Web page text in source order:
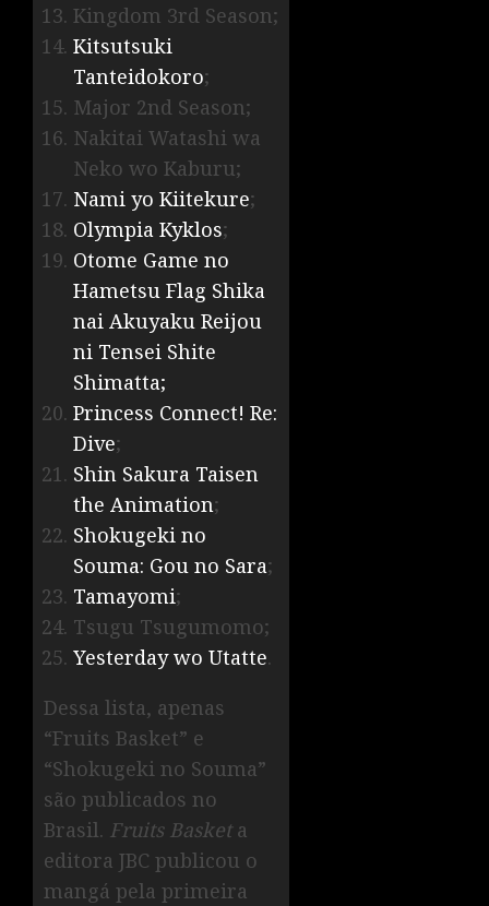
Kingdom 3rd Season;
Kitsutsuki
Tanteidokoro;
Major 2nd Season;
Nakitai Watashi wa
Neko wo Kaburu;
Nami yo Kiitekure;
Olympia Kyklos;
Otome Game no
Hametsu Flag Shika
nai Akuyaku Reijou
ni Tensei Shite
Shimatta;
Princess Connect! Re:
Dive;
Shin Sakura Taisen
the Animation;
Shokugeki no
Souma: Gou no Sara;
Tamayomi;
Tsugu Tsugumomo;
Yesterday wo Utatte.
Dessa lista, apenas
“Fruits Basket” e
“Shokugeki no Souma”
são publicados no
Brasil. Fruits Basketa
editora JBC publicou o
mangá pela primeira